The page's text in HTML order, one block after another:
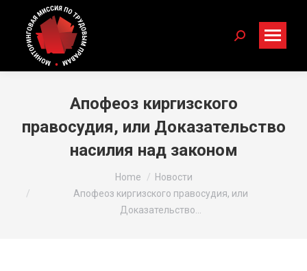
Search:
Апофеоз киргизского
правосудия, или Доказательство
насилия над законом
Home
Новости
Апофеоз киргизского правосудия, или
Доказательство…